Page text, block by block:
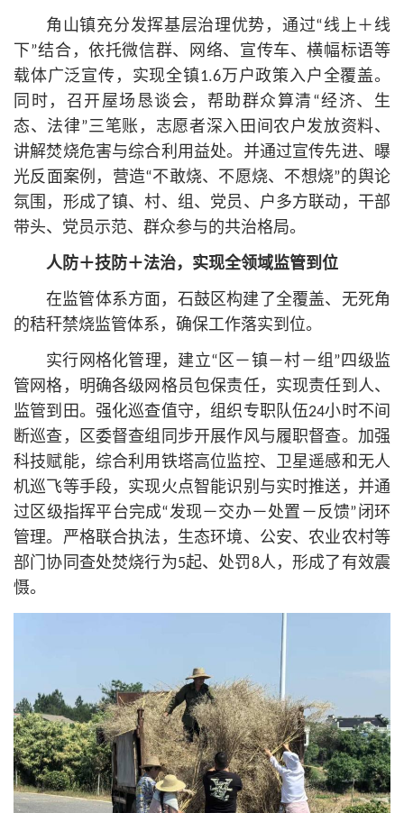
角山镇充分发挥基层治理优势，通过“线上＋线
下”结合，依托微信群、网络、宣传车、横幅标语等
载体广泛宣传，实现全镇1.6万户政策入户全覆盖。
同时，召开屋场恳谈会，帮助群众算清“经济、生
态、法律”三笔账，志愿者深入田间农户发放资料、
讲解焚烧危害与综合利用益处。并通过宣传先进、曝
光反面案例，营造“不敢烧、不愿烧、不想烧”的舆论
氛围，形成了镇、村、组、党员、户多方联动，干部
带头、党员示范、群众参与的共治格局。
人防＋技防＋法治，实现全领域监管到位
在监管体系方面，石鼓区构建了全覆盖、无死角
的秸秆禁烧监管体系，确保工作落实到位。
实行网格化管理，建立“区－镇－村－组”四级监
管网格，明确各级网格员包保责任，实现责任到人、
监管到田。强化巡查值守，组织专职队伍24小时不间
断巡查，区委督查组同步开展作风与履职督查。加强
科技赋能，综合利用铁塔高位监控、卫星遥感和无人
机巡飞等手段，实现火点智能识别与实时推送，并通
过区级指挥平台完成“发现－交办－处置－反馈”闭环
管理。严格联合执法，生态环境、公安、农业农村等
部门协同查处焚烧行为5起、处罚8人，形成了有效震
慑。